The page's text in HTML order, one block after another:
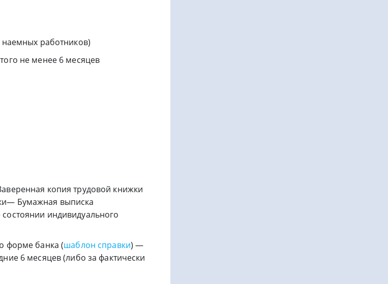
работников)
не менее 6 месяцев
копия трудовой книжки
Бумажная выписка
индивидуального
форме банка (шаблон справки) —
6 месяцев (либо за фактически